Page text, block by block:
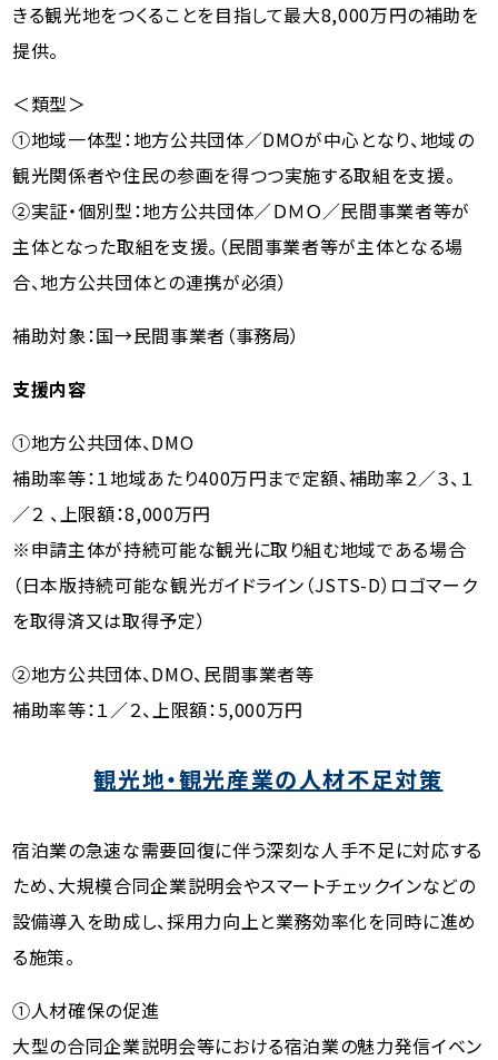
きる観光地をつくることを目指して最大8,000万円の補助を
提供。
＜類型＞
①地域一体型：地方公共団体／DMOが中心となり、地域の
観光関係者や住民の参画を得つつ実施する取組を支援。
②実証・個別型：地方公共団体／ＤＭＯ／民間事業者等が
主体となった取組を支援。（民間事業者等が主体となる場
合、地方公共団体との連携が必須）
補助対象：国→民間事業者（事務局）
支援内容
①地方公共団体、DMO
補助率等：１地域あたり400万円まで定額、補助率２／３、１
／２ 、上限額：8,000万円
※申請主体が持続可能な観光に取り組む地域である場合
（日本版持続可能な観光ガイドライン（JSTS-D）ロゴマーク
を取得済又は取得予定）
②地方公共団体、DMO、民間事業者等
補助率等：１／２、上限額：5,000万円
観光地・観光産業の人材不足対策
宿泊業の急速な需要回復に伴う深刻な人手不足に対応する
ため、大規模合同企業説明会やスマートチェックインなどの
設備導入を助成し、採用力向上と業務効率化を同時に進め
る施策。
①人材確保の促進
大型の合同企業説明会等における宿泊業の魅力発信イベン